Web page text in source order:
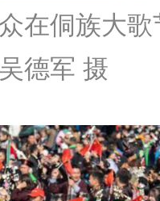
在侗族大歌
德军 摄